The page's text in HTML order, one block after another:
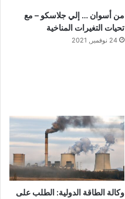
من أسوان … إلي جلاسكو – مع
تحيات التغيرات المناخية
24 نوفمبر, 2021
وكالة الطاقة الدولية: الطلب على